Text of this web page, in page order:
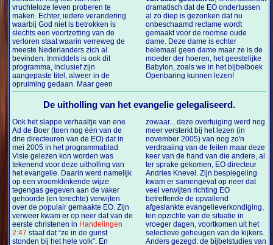
vruchteloze leven proberen te
maken. Echter, iedere verandering
waarbij God niet is betrokken is
slechts een voortzetting van de
verloren staat waarin verreweg de
meeste Nederlanders zich al
bevinden. Inmiddels is ook dit
programma, inclusief zijn
aangepaste titel, alweer in de
opruiming gedaan. Maar geen
dramatisch dat de EO ondertussen
al zo diep is gezonken dat nu
onbeschaamd reclame wordt
gemaakt voor de roomse oude
dame. Deze dame is echter
helemaal geen dame maar ze is de
moeder der hoeren, het geestelijke
Babylon, zoals we in het bijbelboek
Openbaring kunnen lezen!
De uitholling van het evangelie gelegaliseerd.
Ook het slappe verhaaltje van ene
Ad de Boer (toen nog één van de
drie directeuren van de EO) dat in
mei 2005 in het programmablad
Visie gelezen kon worden was
tekenend voor deze uitholling van
het evangelie. Daarin werd namelijk
op een vroomklinkende wijze
tegengas gegeven aan de vaker
gehoorde (en terechte) verwijten
over de populair gemaakte EO. Zijn
verweer kwam er op neer dat van de
eerste christenen in Handelingen
2:47 staat dat “ze in de gunst
stonden bij het hele volk”. En
zowaar... deze overtuiging werd nog
meer versterkt bij het lezen (in
november 2005) van nog zo'n
verdraaiing van de feiten maar deze
keer van de hand van die andere, al
ter sprake gekomen, EO directeur
Andries Knevel. Zijn bespiegeling
kwam er samengevat op neer dat
veel verwijten richting EO
betreffende de opvallend
afgeslankte evangelieverkondiging,
ten opzichte van de situatie in
vroeger dagen, voortkomen uit het
selectieve geheugen van de kijkers.
Anders gezegd: de bijbelstudies van